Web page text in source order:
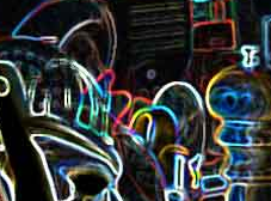
Pizza au jambon Serrano et
aux câpres